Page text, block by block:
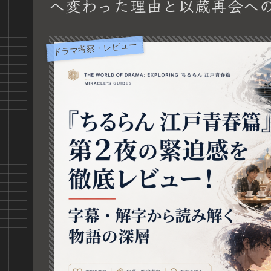
へ変わった理由と以蔵再会へ
ドラマ考察・レビュー